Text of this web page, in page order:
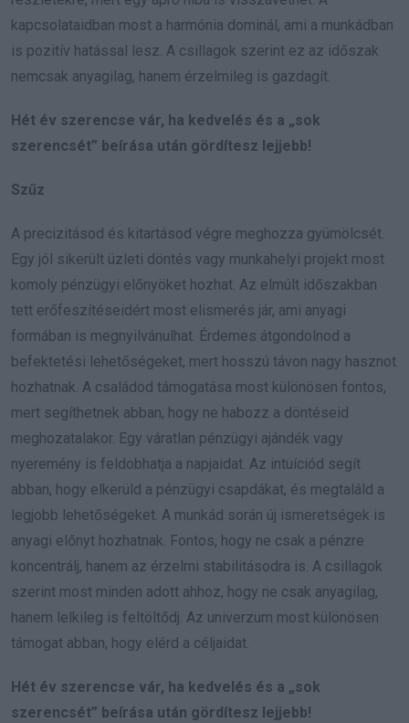
kapcsolataidban most a harmónia dominál, ami a munkádban
is pozitív hatással lesz. A csillagok szerint ez az időszak
nemcsak anyagilag, hanem érzelmileg is gazdagít.
Hét év szerencse vár, ha kedvelés és a „sok
szerencsét” beírása után gördítesz lejjebb!
Szűz
A precizitásod és kitartásod végre meghozza gyümölcsét.
Egy jól sikerült üzleti döntés vagy munkahelyi projekt most
komoly pénzügyi előnyöket hozhat. Az elmúlt időszakban
tett erőfeszítéseidért most elismerés jár, ami anyagi
formában is megnyilvánulhat. Érdemes átgondolnod a
befektetési lehetőségeket, mert hosszú távon nagy hasznot
hozhatnak. A családod támogatása most különösen fontos,
mert segíthetnek abban, hogy ne habozz a döntéseid
meghozatalakor. Egy váratlan pénzügyi ajándék vagy
nyeremény is feldobhatja a napjaidat. Az intuíciód segít
abban, hogy elkerüld a pénzügyi csapdákat, és megtaláld a
legjobb lehetőségeket. A munkád során új ismeretségek is
anyagi előnyt hozhatnak. Fontos, hogy ne csak a pénzre
koncentrálj, hanem az érzelmi stabilitásodra is. A csillagok
szerint most minden adott ahhoz, hogy ne csak anyagilag,
hanem lelkileg is feltöltődj. Az univerzum most különösen
támogat abban, hogy elérd a céljaidat.
Hét év szerencse vár, ha kedvelés és a „sok
szerencsét” beírása után gördítesz lejjebb!